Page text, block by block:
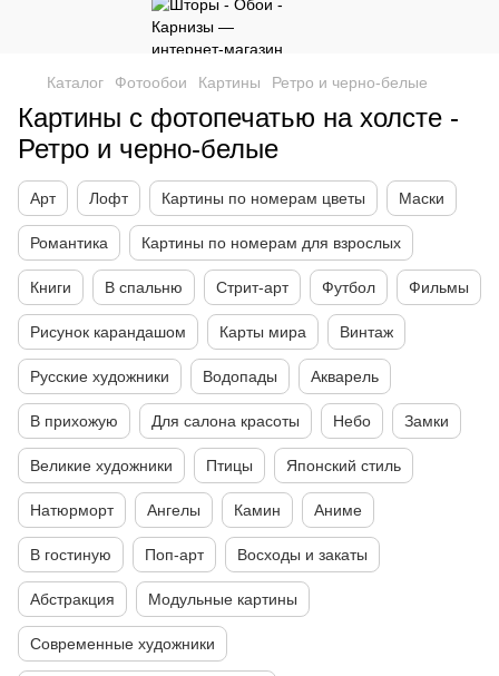
Каталог Фотообои Картины Ретро и черно-белые
Картины с фотопечатью на холсте -
Ретро и черно-белые
Арт Лофт Картины по номерам цветы Маски
Романтика Картины по номерам для взрослых
Книги В спальню Стрит-арт Футбол Фильмы
Рисунок карандашом Карты мира Винтаж
Русские художники Водопады Акварель
В прихожую Для салона красоты Небо Замки
Великие художники Птицы Японский стиль
Натюрморт Ангелы Камин Аниме
В гостиную Поп-арт Восходы и закаты
Абстракция Модульные картины
Современные художники